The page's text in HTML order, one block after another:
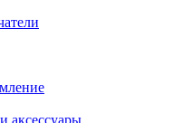
аксессуары